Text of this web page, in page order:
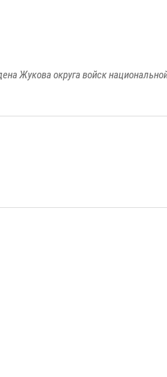
Жукова округа войск